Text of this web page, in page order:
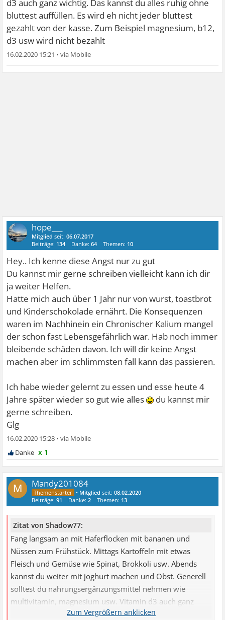
d3 auch ganz wichtig. Das kannst du alles ruhig ohne
bluttest auffüllen. Es wird eh nicht jeder bluttest
gezahlt von der kasse. Zum Beispiel magnesium, b12,
d3 usw wird nicht bezahlt
16.02.2020 15:21 •
hope___
Mitglied seit:06.07.2017
Beiträge: 134 Danke:64 Themen: 10
Hey.. Ich kenne diese Angst nur zu gut
Du kannst mir gerne schreiben vielleicht kann ich dir
ja weiter Helfen.
Hatte mich auch über 1 Jahr nur von wurst, toastbrot
und Kinderschokolade ernährt. Die Konsequenzen
waren im Nachhinein ein Chronischer Kalium mangel
der schon fast Lebensgefährlich war. Hab noch immer
bleibende schäden davon. Ich will dir keine Angst
machen aber im schlimmsten fall kann das passieren.
Ich habe wieder gelernt zu essen und esse heute 4
Jahre später wieder so gut wie alles
du kannst mir
gerne schreiben.
Glg
16.02.2020 15:28 •
x 1
M Mandy201084
• Mitglied seit:08.02.2020
Beiträge:91 Danke:2 Themen: 13
Zitat von Shadow77:
Fang langsam an mit Haferflocken mit bananen und
Nüssen zum Frühstück. Mittags Kartoffeln mit etwas
Fleisch und Gemüse wie Spinat, Brokkoli usw. Abends
kannst du weiter mit joghurt machen und Obst. Generell
solltest du nahrungsergänzungsmittel nehmen wie
multivitamin, magnesium usw. Vitamin d3 auch ganz
wichtig. Das kannst du alles ruhig ohne bluttest auffüllen.